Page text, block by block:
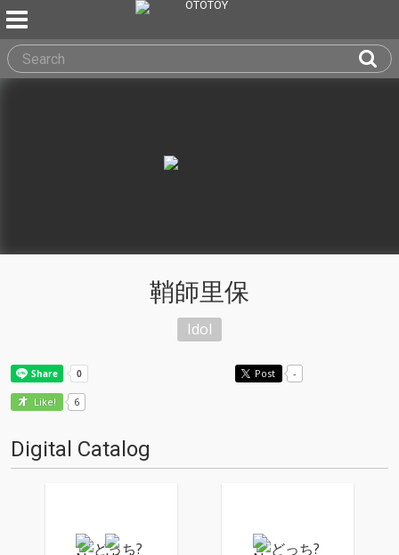
鞘師里保
Idol
Post -
Like! 6
Digital Catalog